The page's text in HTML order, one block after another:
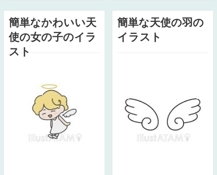
簡単なかわいい天
使の女の子のイラ
スト
簡単な天使の羽の
イラスト